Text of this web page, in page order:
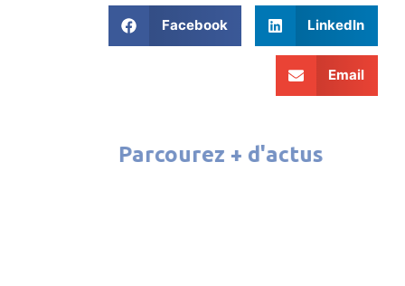
Parcourez + d'actus
Facebook LinkedIn
Email